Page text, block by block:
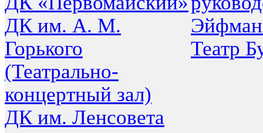
ДК им. А. М.
Горького
(Театрально-
концертный зал)
ДК им. Ленсовета
Театр